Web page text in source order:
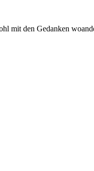
mit den Gedanken